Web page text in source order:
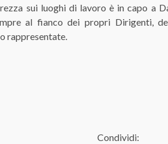
sui luoghi di lavoro è in capo a
al fianco dei propri Dirigenti,
rappresentate.
Condividi: